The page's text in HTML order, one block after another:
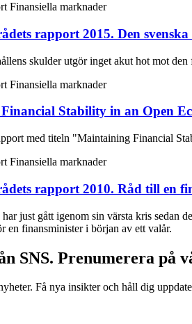
Finansiella marknader
rapport 2015. Den svenska
skulder utgör inget akut hot mot
Finansiella marknader
Stability in an Open
med titeln "Maintaining Financial
Finansiella marknader
rapport 2010. Råd till en
just gått igenom sin värsta kris sedan
en finansminister i början av ett valår.
SNS. Prenumerera på
Få nya insikter och håll dig